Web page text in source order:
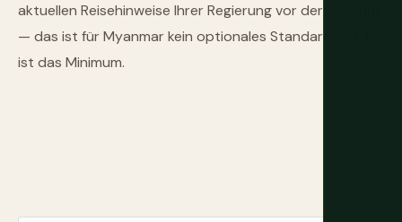
aktuellen Reisehinweise Ihrer Regierung vor der Buchung
— das ist für Myanmar kein optionales Standardtext. Es
ist das Minimum.